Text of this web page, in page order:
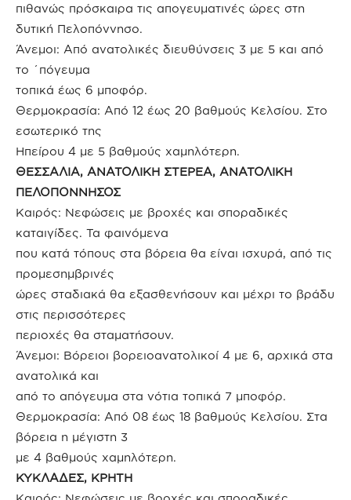
πιθανώς πρόσκαιρα τις απογευματινές ώρες στη
δυτική Πελοπόννησο.
Άνεμοι: Από ανατολικές διευθύνσεις 3 με 5 και από
το ΄πόγευμα
τοπικά έως 6 μποφόρ.
Θερμοκρασία: Από 12 έως 20 βαθμούς Κελσίου. Στο
εσωτερικό της
Ηπείρου 4 με 5 βαθμούς χαμηλότερη.
ΘΕΣΣΑΛΙΑ, ΑΝΑΤΟΛΙΚΗ ΣΤΕΡΕΑ, ΑΝΑΤΟΛΙΚΗ
ΠΕΛΟΠΟΝΝΗΣΟΣ
Καιρός: Νεφώσεις με βροχές και σποραδικές
καταιγίδες. Τα φαινόμενα
που κατά τόπους στα βόρεια θα είναι ισχυρά, από τις
προμεσημβρινές
ώρες σταδιακά θα εξασθενήσουν και μέχρι το βράδυ
στις περισσότερες
περιοχές θα σταματήσουν.
Άνεμοι: Βόρειοι βορειοανατολικοί 4 με 6, αρχικά στα
ανατολικά και
από το απόγευμα στα νότια τοπικά 7 μποφόρ.
Θερμοκρασία: Από 08 έως 18 βαθμούς Κελσίου. Στα
βόρεια η μέγιστη 3
με 4 βαθμούς χαμηλότερη.
ΚΥΚΛΑΔΕΣ, ΚΡΗΤΗ